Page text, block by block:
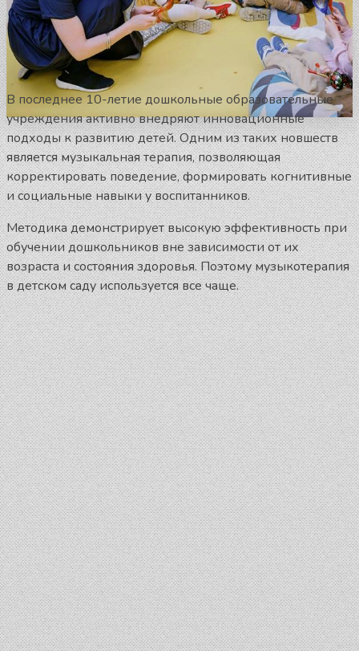
В последнее 10-летие дошкольные образовательные
учреждения активно внедряют инновационные
подходы к развитию детей. Одним из таких новшеств
является музыкальная терапия, позволяющая
корректировать поведение, формировать когнитивные
и социальные навыки у воспитанников.
Методика демонстрирует высокую эффективность при
обучении дошкольников вне зависимости от их
возраста и состояния здоровья. Поэтому музыкотерапия
в детском саду используется все чаще.